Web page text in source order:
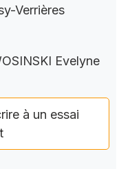
Verrières
Evelyne
à un essai